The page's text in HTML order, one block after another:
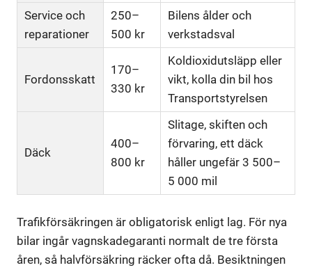
Service och
reparationer
250–
500 kr
Bilens ålder och
verkstadsval
Fordonsskatt
170–
330 kr
Koldioxidutsläpp eller
vikt, kolla din bil hos
Transportstyrelsen
Däck
400–
800 kr
Slitage, skiften och
förvaring, ett däck
håller ungefär 3 500–
5 000 mil
Trafikförsäkringen är obligatorisk enligt lag. För nya
bilar ingår vagnskadegaranti normalt de tre första
åren, så halvförsäkring räcker ofta då. Besiktningen